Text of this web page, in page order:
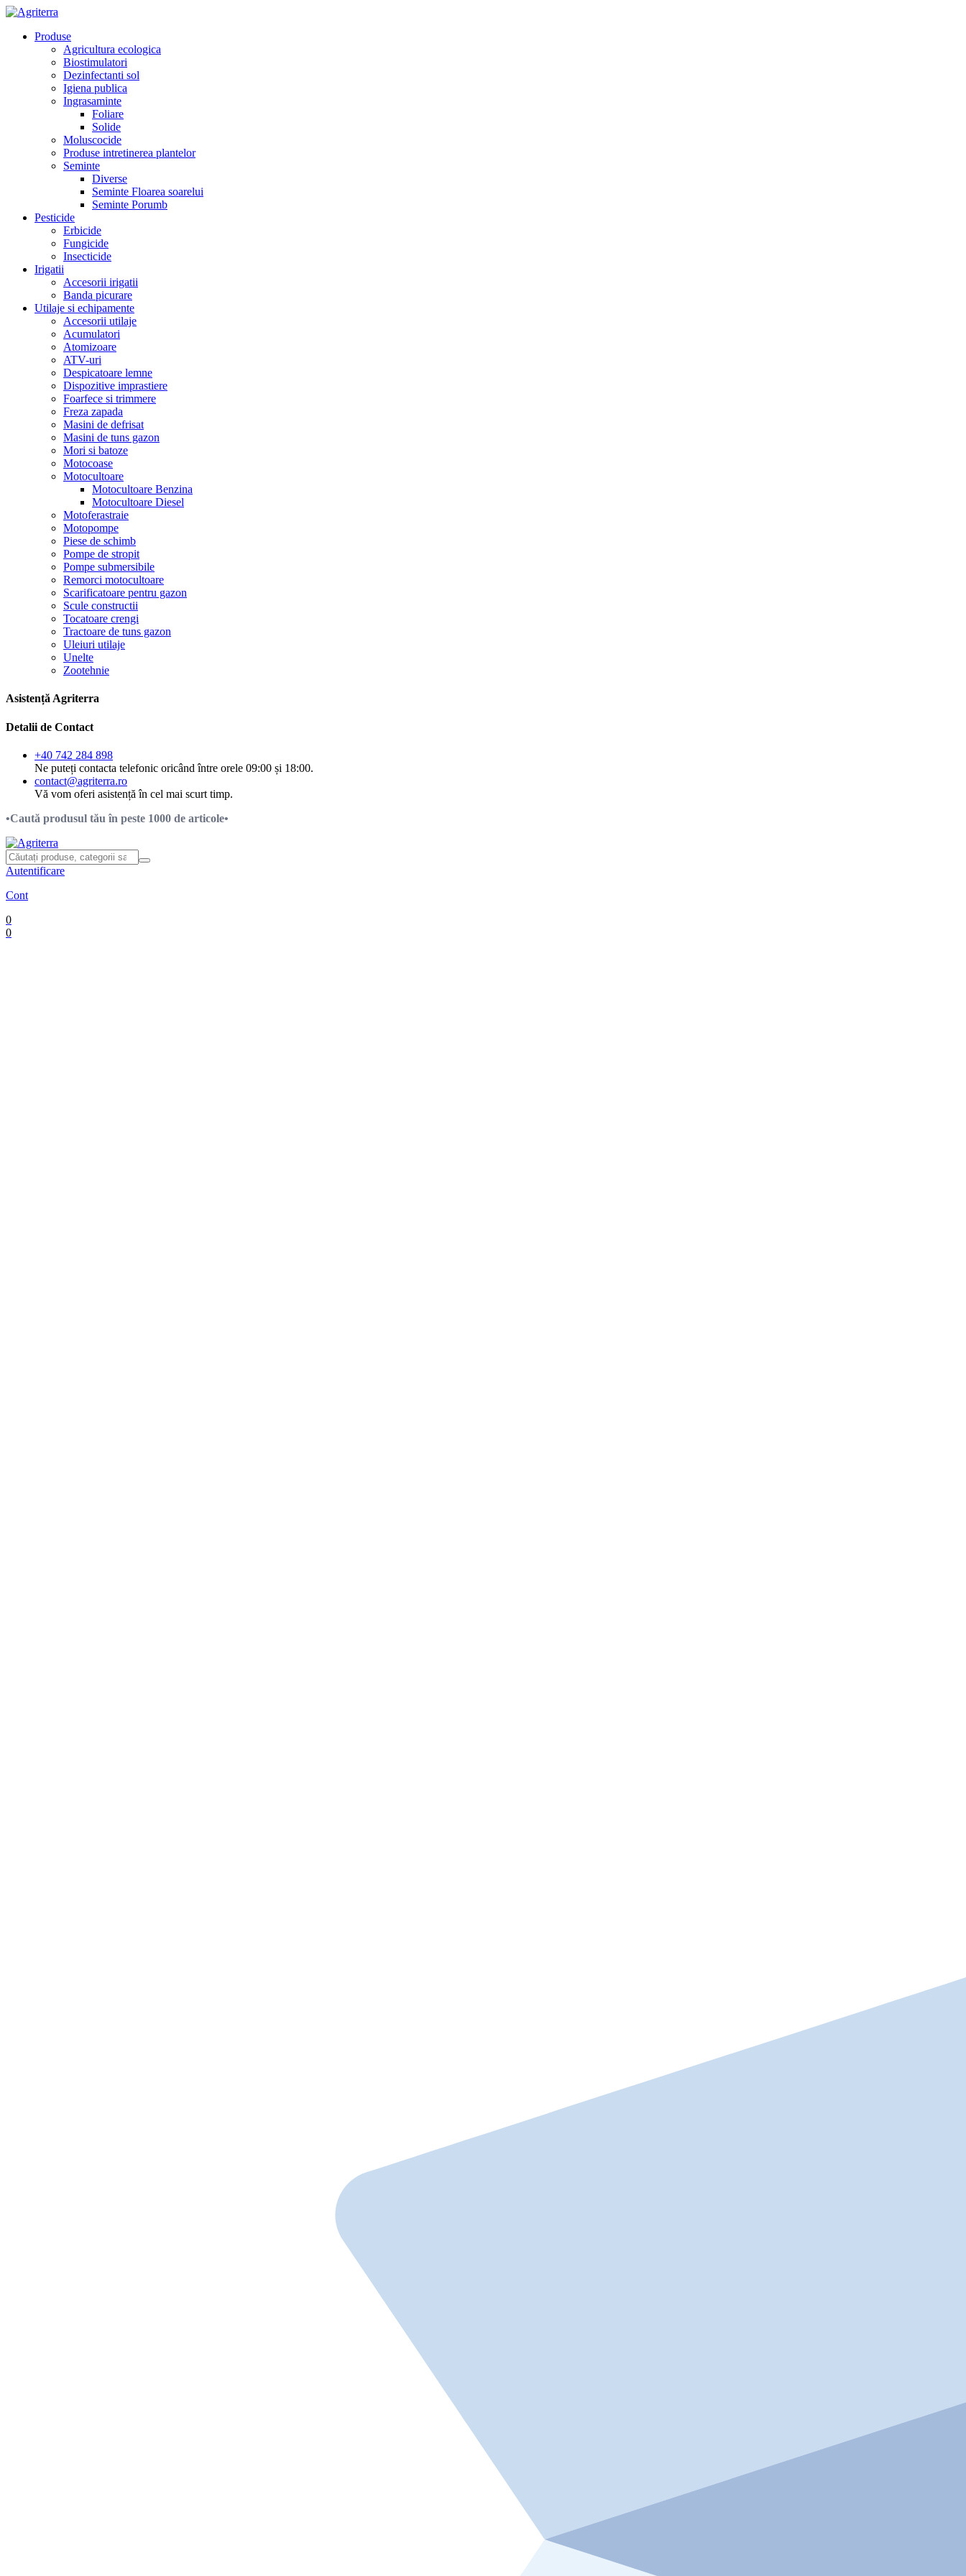
Produse
Agricultura ecologica
Biostimulatori
Dezinfectanti sol
Igiena publica
Ingrasaminte
Foliare
Solide
Moluscocide
Produse intretinerea plantelor
Seminte
Diverse
Seminte Floarea soarelui
Seminte Porumb
Pesticide
Erbicide
Fungicide
Insecticide
Irigatii
Accesorii irigatii
Banda picurare
Utilaje si echipamente
Accesorii utilaje
Acumulatori
Atomizoare
ATV-uri
Despicatoare lemne
Dispozitive imprastiere
Foarfece si trimmere
Freza zapada
Masini de defrisat
Masini de tuns gazon
Mori si batoze
Motocoase
Motocultoare
Motocultoare Benzina
Motocultoare Diesel
Motoferastraie
Motopompe
Piese de schimb
Pompe de stropit
Pompe submersibile
Remorci motocultoare
Scarificatoare pentru gazon
Scule constructii
Tocatoare crengi
Tractoare de tuns gazon
Uleiuri utilaje
Unelte
Zootehnie
Asistență Agriterra
Detalii de Contact
+40 742 284 898
Ne puteți contacta telefonic oricând între orele 09:00 și 18:00.
contact@agriterra.ro
Vă vom oferi asistență în cel mai scurt timp.
•Caută produsul tău în peste 1000 de articole•
Autentificare
Cont
0
0